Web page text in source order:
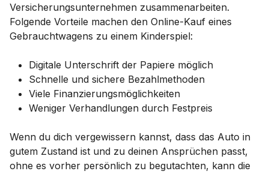
Versicherungsunternehmen zusammenarbeiten.
Folgende Vorteile machen den Online-Kauf eines
Gebrauchtwagens zu einem Kinderspiel:
Digitale Unterschrift der Papiere möglich
Schnelle und sichere Bezahlmethoden
Viele Finanzierungsmöglichkeiten
Weniger Verhandlungen durch Festpreis
Wenn du dich vergewissern kannst, dass das Auto in
gutem Zustand ist und zu deinen Ansprüchen passt,
ohne es vorher persönlich zu begutachten, kann die